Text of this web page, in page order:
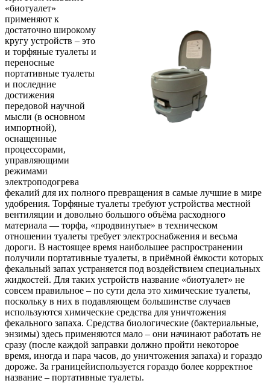
«биотуалет»
применяют к
достаточно широкому
кругу устройств – это
и торфяные туалеты и
переносные
портативные туалеты
и последние
достижения
передовой научной
мысли (в основном
импортной),
оснащенные
процессорами,
управляющими
режимами
электроподогрева
фекалий для их полного превращения в самые лучшие в мире
удобрения. Торфяные туалеты требуют устройства местной
вентиляции и довольно большого объёма расходного
материала — торфа, «продвинутые» в техническом
отношении туалеты требует электроснабжения и весьма
дороги. В настоящее время наибольшее распространении
получили портативные туалеты, в приёмной ёмкости которых
фекальный запах устраняется под воздействием специальных
жидкостей. Для таких устройств название «биотуалет» не
совсем правильное – по сути дела это химические туалеты,
поскольку в них в подавляющем большинстве случаев
используются химические средства для уничтожения
фекального запаха. Средства биологические (бактериальные,
энзимы) здесь применяются мало – они начинают работать не
сразу (после каждой заправки должно пройти некоторое
время, иногда и пара часов, до уничтожения запаха) и гораздо
дороже. За границейиспользуется гораздо более корректное
название – портативные туалеты.